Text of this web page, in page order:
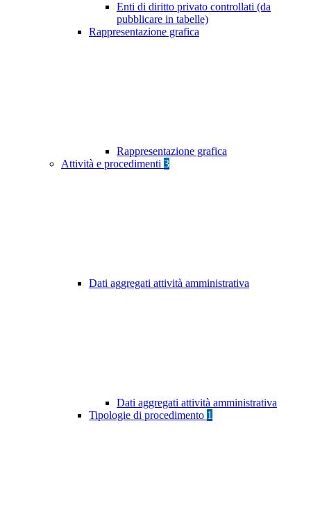
Enti di diritto privato controllati (da
pubblicare in tabelle)
Rappresentazione grafica
Rappresentazione grafica
Attività e procedimenti 3
Dati aggregati attività amministrativa
Dati aggregati attività amministrativa
Tipologie di procedimento 1